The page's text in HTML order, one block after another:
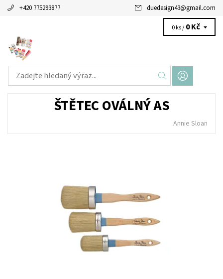
+420 775293877 duedesign43@gmail.com
0 ks / 0 Kč
ŠTĚTEC OVÁLNÝ AS
Annie Sloan